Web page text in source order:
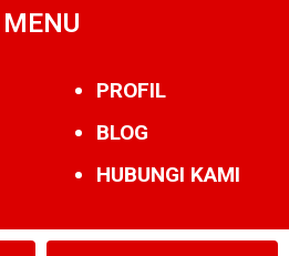
MENU
PROFIL
BLOG
HUBUNGI KAMI